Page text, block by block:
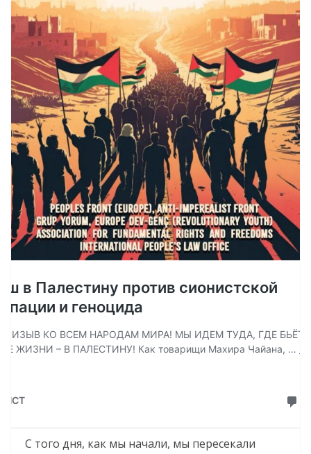
С того дня, как мы начали, мы пересекали